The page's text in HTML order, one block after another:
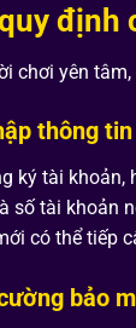
định
chơi yên
thông
ký tài khoản,
số tài khoản
có thể tiếp
bảo